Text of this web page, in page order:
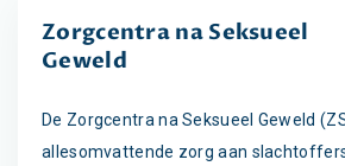
Zorgcentra na Seksueel
Geweld
De Zorgcentra na Seksueel Geweld
allesomvattende zorg aan